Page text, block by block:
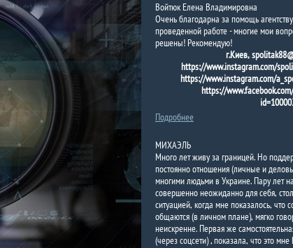
Войтюк Елена Владимировна
Очень благодарна за помощь
проведенной работе - многие мои
решены! Рекомендую!
г.Киев,
https://www.instagram.com/
https://www.instagram.com/
https://
Подробнее
МИХАЭЛЬ
Много лет живу за границей. Но
постоянно отношения (личные и
многими людьми в Украине. Пару лет
совершенно неожиданно для себя,
ситуацией, когда мне показалось, что
общаются (в личном плане), мягко
неискренне. Первая же
(через соцсети) , показала, что это